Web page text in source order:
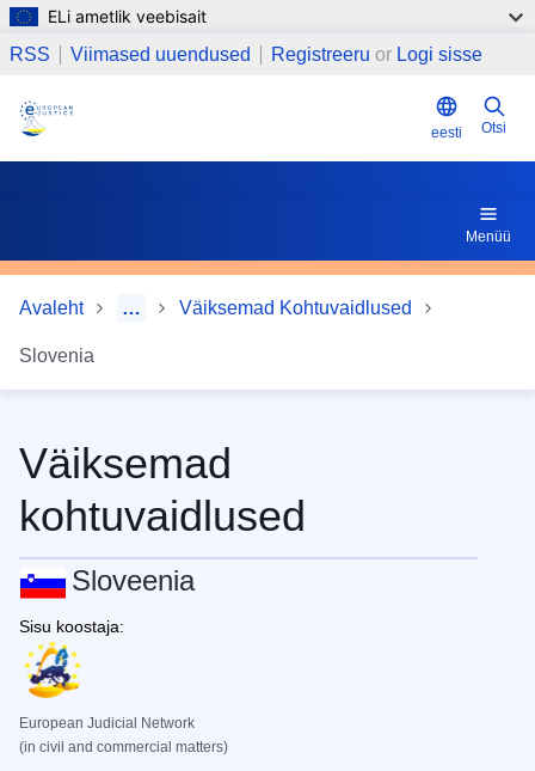
Liigu edasi põhisisu juurde
ELi ametlik veebisait
RSS
Viimased uuendused Registreeru or Logi sisse
eesti Otsi
Menüü
Avaleht … Väiksemad Kohtuvaidlused
Slovenia
Väiksemad
kohtuvaidlused
Sloveenia
Sisu koostaja:
European Judicial Network
(in civil and commercial matters)
1 Väiksemate kohtuvaidluste menetluse olemasolu